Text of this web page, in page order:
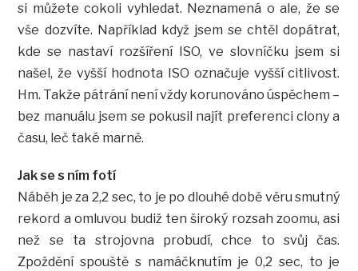
si můžete cokoli vyhledat. Neznamená o ale, že se
vše dozvíte. Například když jsem se chtěl dopátrat,
kde se nastaví rozšíření ISO, ve slovníčku jsem si
našel, že vyšší hodnota ISO označuje vyšší citlivost.
Hm. Takže pátrání není vždy korunováno úspěchem –
bez manuálu jsem se pokusil najít preferenci clony a
času, leč také marně.
Jak se s ním fotí
Náběh je za 2,2 sec, to je po dlouhé době věru smutný
rekord a omluvou budiž ten široký rozsah zoomu, asi
než se ta strojovna probudí, chce to svůj čas.
Zpoždění spouště s namáčknutím je 0,2 sec, to je